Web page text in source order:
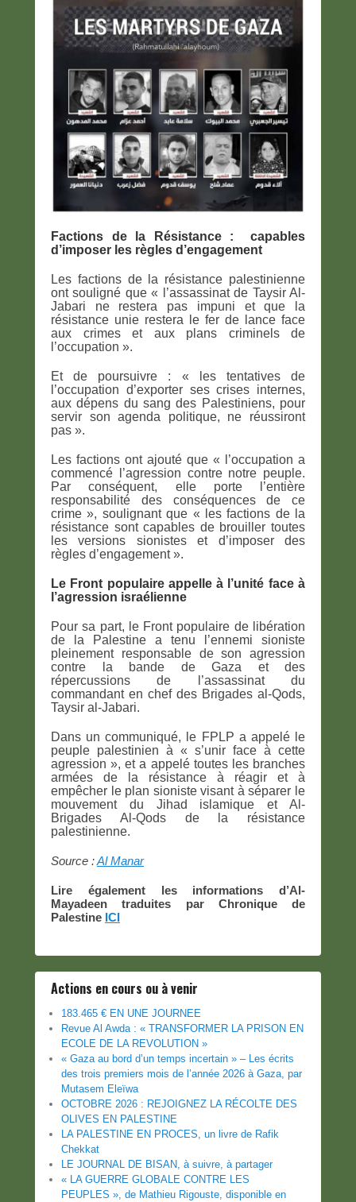
Factions de la Résistance : capables
d’imposer les règles d’engagement
Les factions de la résistance palestinienne
ont souligné que « l’assassinat de Taysir Al-
Jabari ne restera pas impuni et que la
résistance unie restera le fer de lance face
aux crimes et aux plans criminels de
l’occupation ».
Et de poursuivre : « les tentatives de
l’occupation d’exporter ses crises internes,
aux dépens du sang des Palestiniens, pour
servir son agenda politique, ne réussiront
pas ».
Les factions ont ajouté que « l’occupation a
commencé l’agression contre notre peuple.
Par conséquent, elle porte l’entière
responsabilité des conséquences de ce
crime », soulignant que « les factions de la
résistance sont capables de brouiller toutes
les versions sionistes et d’imposer des
règles d’engagement ».
Le Front populaire appelle à l’unité face à
l’agression israélienne
Pour sa part, le Front populaire de libération
de la Palestine a tenu l’ennemi sioniste
pleinement responsable de son agression
contre la bande de Gaza et des
répercussions de l’assassinat du
commandant en chef des Brigades al-Qods,
Taysir al-Jabari.
Dans un communiqué, le FPLP a appelé le
peuple palestinien à « s’unir face à cette
agression », et a appelé toutes les branches
armées de la résistance à réagir et à
empêcher le plan sioniste visant à séparer le
mouvement du Jihad islamique et Al-
Brigades Al-Qods de la résistance
palestinienne.
Source :Al Manar
Lire également les informations d’Al-
Mayadeen traduites par Chronique de
Palestine ICI
Actions en cours ou à venir
183.465 € EN UNE JOURNEE
Revue Al Awda : « TRANSFORMER LA PRISON EN
ECOLE DE LA REVOLUTION »
« Gaza au bord d’un temps incertain » – Les écrits
des trois premiers mois de l’année 2026 à Gaza, par
Mutasem Eleïwa
OCTOBRE 2026 : REJOIGNEZ LA RÉCOLTE DES
OLIVES EN PALESTINE
LA PALESTINE EN PROCES, un livre de Rafik
Chekkat
LE JOURNAL DE BISAN, à suivre, à partager
« LA GUERRE GLOBALE CONTRE LES
PEUPLES », de Mathieu Rigouste, disponible en